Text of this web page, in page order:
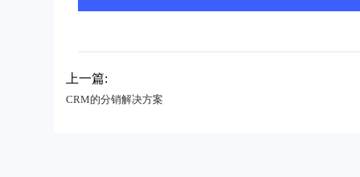
上一篇:
CRM的分销解决方案